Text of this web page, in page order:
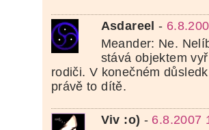
Asdareel -
Meander: Ne.
stává objektem
rodiči. V konečném
právě to dítě.
Viv :o) - 6.8.2007